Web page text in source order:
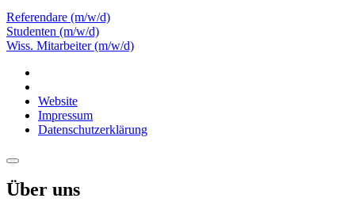
Referendare (m/w/d)
Studenten (m/w/d)
Wiss. Mitarbeiter (m/w/d)
Website
Impressum
Datenschutzerklärung
Über uns